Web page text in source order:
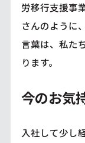
労移行支援事
さんのように
言葉は、私た
ります。
今のお気
入社して少し